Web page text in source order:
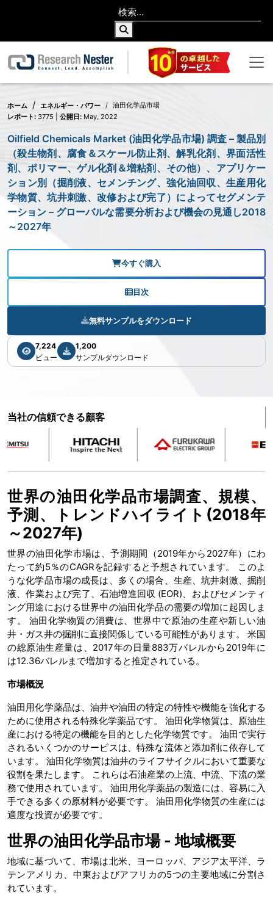
ホーム エネルギー・パワー
油田化学品市場
レポート: 3775 | 公開日: May, 2022
Oilfield Chemicals Market (油田化学品市場) 調査 – 製品別
（殺生物剤、腐食＆スケール防止剤、解乳化剤、界面活性
剤、ポリマー、ゲル化剤＆増粘剤、その他）、アプリケー
ション別（掘削液、セメンチング、強化油回収、生産用化
学物質、坑井刺激、改修および完了）によってセグメンテ
ーション – グローバルな需要分析および機会の見通し2018
～2027年
今すぐ購入
目次
無料サンプルをダウンロード
7,224
ビュー
1,200
サンプルダウンロード
当社の信頼できる顧客
世界の油田化学品市場調査、規模、
予測、トレンドハイライト(2018年
～2027年)
世界の油田化学市場は、予測期間（2019年から2027年）にわ
たって約5％のCAGRを記録すると予想されています。 このよ
うな化学品市場の成長は、多くの場合、生産、坑井刺激、掘削
液、作業および完了、石油増進回収 (EOR)、およびセメンティ
ング用途における世界中の油田化学品の需要の増加に起因しま
す。 油田化学物質の消費は、世界中で原油の生産や新しい油
井・ガス井の掘削に直接関係している可能性があります。 米国
の総原油生産量は、2017年の日量883万バレルから2019年に
は12.36バレルまで増加すると推定されている。
市場概況
油田用化学薬品は、油井や油田の特定の特性や機能を強化する
ために使用される特殊化学薬品です。 油田化学物質は、原油生
産における特定の機能を目的とした化学物質です。 油田で実行
されるいくつかのサービスは、特殊な流体と添加剤に依存して
います。 油田化学物質は油井のライフサイクルにおいて重要な
役割を果たします。 これらは石油産業の上流、中流、下流の業
務で使用されています。 油田用化学薬品の製造には、容易に入
手できる多くの原材料が必要です。 油田用化学物質の生産には
適度な投資が必要です。
世界の油田化学品市場 - 地域概要
地域に基づいて、市場は北米、ヨーロッパ、アジア太平洋、ラ
テンアメリカ、中東およびアフリカの5つの主要地域に分割さ
れています。